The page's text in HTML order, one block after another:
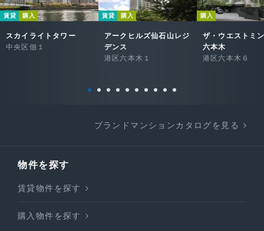
賃貸 購入
スカイライトタワー
中央区佃１
賃貸 購入
アークヒルズ仙石山レジ
デンス
港区六本木１
購入
ザ・ウエストミ
六本木
港区六本木６
ブランドマンションカタログを見る
物件を探す
賃貸物件を探す
購入物件を探す